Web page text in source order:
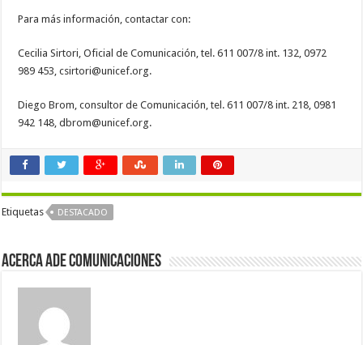
Para más información, contactar con:
Cecilia Sirtori, Oficial de Comunicación, tel. 611 007/8 int. 132, 0972
989 453,csirtori@unicef.org.
Diego Brom, consultor de Comunicación, tel. 611 007/8 int. 218, 0981
942 148,dbrom@unicef.org.
Etiquetas DESTACADO
Acerca Ade Comunicaciones